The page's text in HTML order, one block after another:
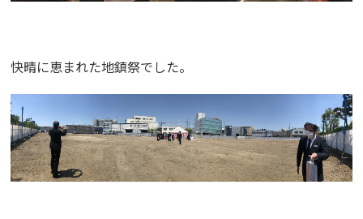
快晴に恵まれた地鎮祭でした。